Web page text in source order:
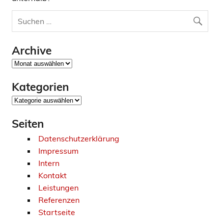
Archive
Archive
Kategorien
Kategorien
Seiten
Datenschutzerklärung
Impressum
Intern
Kontakt
Leistungen
Referenzen
Startseite